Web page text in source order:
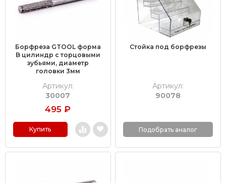
Борфреза GTOOL форма
B цилиндр с торцовыми
зубьями, диаметр
головки 3мм
Артикул:
30007
495 ₽
Купить
Стойка под борфрезы
Артикул:
90078
Подобрать аналог